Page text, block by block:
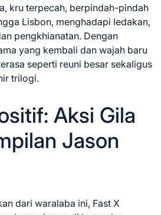
kru terpecah, berpindah-pindah
Lisbon, menghadapi ledakan,
pengkhianatan. Dengan
yang kembali dan wajah baru
seperti reuni besar sekaligus
trilogi.
Aksi Gila
Jason
dari waralaba ini, Fast X